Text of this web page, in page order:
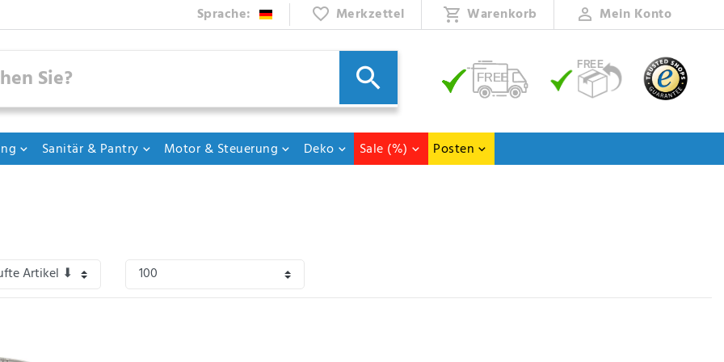
Sprache: Merkzettel Warenkorb Mein Konto
Sanitär & Pantry Motor & Steuerung Deko Sale (%) Posten